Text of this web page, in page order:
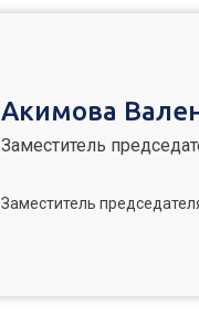
Акимова
Заместитель
Заместитель